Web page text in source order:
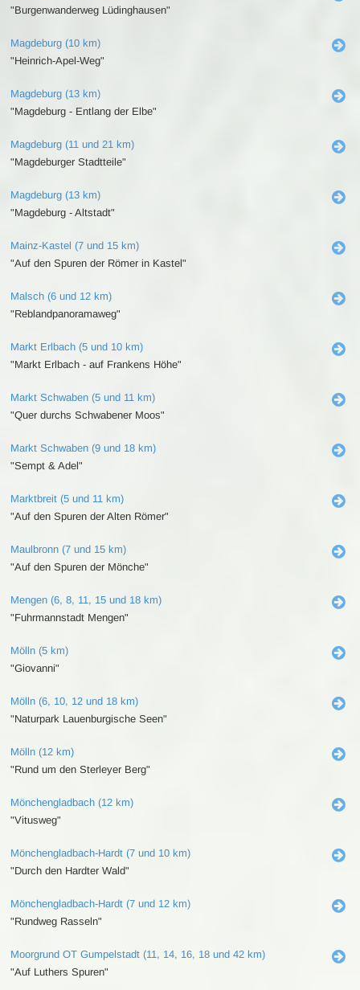
"Burgenwanderweg Lüdinghausen"
Magdeburg (10 km)
"Heinrich-Apel-Weg"
Magdeburg (13 km)
"Magdeburg - Entlang der Elbe"
Magdeburg (11 und 21 km)
"Magdeburger Stadtteile"
Magdeburg (13 km)
"Magdeburg - Altstadt"
Mainz-Kastel (7 und 15 km)
"Auf den Spuren der Römer in Kastel"
Malsch (6 und 12 km)
"Reblandpanoramaweg"
Markt Erlbach (5 und 10 km)
"Markt Erlbach - auf Frankens Höhe"
Markt Schwaben (5 und 11 km)
"Quer durchs Schwabener Moos"
Markt Schwaben (9 und 18 km)
"Sempt & Adel"
Marktbreit (5 und 11 km)
"Auf den Spuren der Alten Römer"
Maulbronn (7 und 15 km)
"Auf den Spuren der Mönche"
Mengen (6, 8, 11, 15 und 18 km)
"Fuhrmannstadt Mengen"
Mölln (5 km)
"Giovanni"
Mölln (6, 10, 12 und 18 km)
"Naturpark Lauenburgische Seen"
Mölln (12 km)
"Rund um den Sterleyer Berg"
Mönchengladbach (12 km)
"Vitusweg"
Mönchengladbach-Hardt (7 und 10 km)
"Durch den Hardter Wald"
Mönchengladbach-Hardt (7 und 12 km)
"Rundweg Rasseln"
Moorgrund OT Gumpelstadt (11, 14, 16, 18 und 42 km)
"Auf Luthers Spuren"